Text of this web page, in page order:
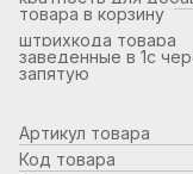
товара в корзину
штрихкода товара
заведенные в 1с
запятую
Артикул товара
Код товара